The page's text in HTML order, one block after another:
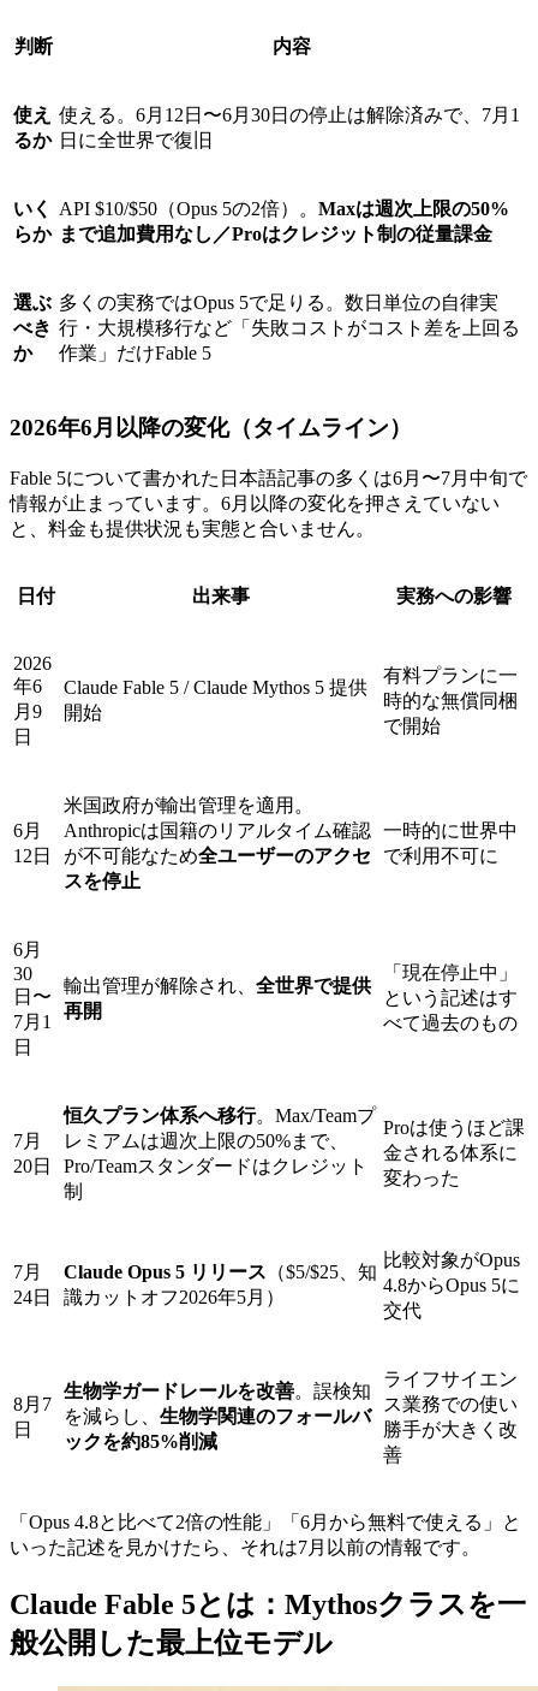
判断 内容
使え
るか
使える。6月12日〜6月30日の停止は解除済みで、7月1
日に全世界で復旧
いく
らか
API $10/$50（Opus 5の2倍）。 Maxは週次上限の50%
まで追加費用なし／Proはクレジット制の従量課金
選ぶ
べき
か
多くの実務ではOpus 5で足りる。数日単位の自律実
行・大規模移行など「失敗コストがコスト差を上回る
作業」だけFable 5
2026年6月以降の変化（タイムライン）
Fable 5について書かれた日本語記事の多くは6月〜7月中旬で
情報が止まっています。6月以降の変化を押さえていない
と、料金も提供状況も実態と合いません。
日付 出来事 実務への影響
2026
年6
月9
日
Claude Fable 5 / Claude Mythos 5 提供
開始
有料プランに一
時的な無償同梱
で開始
6月
12日
米国政府が輸出管理を適用。
Anthropicは国籍のリアルタイム確認
が不可能なため全ユーザーのアクセ
スを停止
一時的に世界中
で利用不可に
6月
30
日〜
7月1
日
輸出管理が解除され、 全世界で提供
再開
「現在停止中」
という記述はす
べて過去のもの
7月
20日
恒久プラン体系へ移行。Max/Teamプ
レミアムは週次上限の50%まで、
Pro/Teamスタンダードはクレジット
制
Proは使うほど課
金される体系に
変わった
7月
24日
Claude Opus 5 リリース （$5/$25、知
識カットオフ2026年5月）
比較対象がOpus
4.8からOpus 5に
交代
8月7
日
生物学ガードレールを改善。誤検知
を減らし、 生物学関連のフォールバ
ックを約85%削減
ライフサイエン
ス業務での使い
勝手が大きく改
善
「Opus 4.8と比べて2倍の性能」「6月から無料で使える」と
いった記述を見かけたら、それは7月以前の情報です。
Claude Fable 5とは：Mythosクラスを一
般公開した最上位モデル